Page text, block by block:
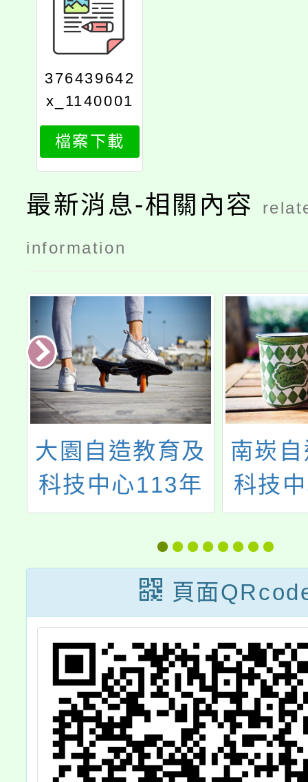
376439642
x_1140001
737_attach
1
檔案下載
最新消息-相關內容
information
大園自造教育及
科技中心113年
度7月份教師增
南崁
科技
10月
頁面